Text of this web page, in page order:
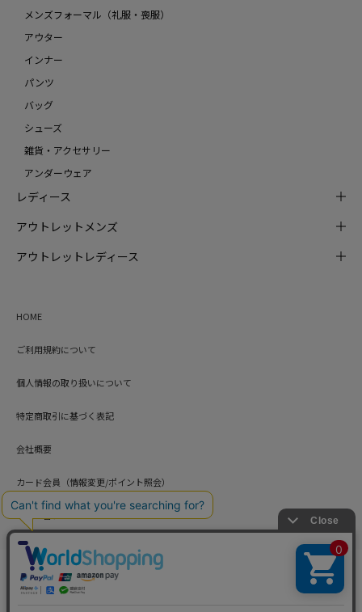
メンズフォーマル（礼服・喪服）
アウター
インナー
パンツ
バッグ
シューズ
雑貨・アクセサリー
アンダーウェア
レディース
アウトレットメンズ
アウトレットレディース
HOME
ご利用規約について
個人情報の取り扱いについて
特定商取引に基づく表記
会社概要
カード会員（情報変更/ポイント照会）